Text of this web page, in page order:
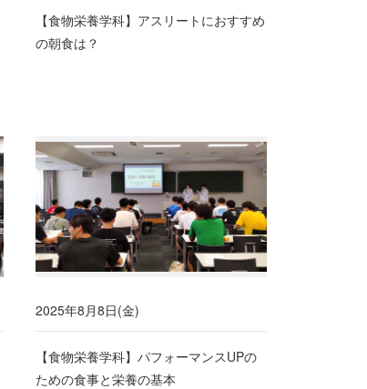
【食物栄養学科】アスリートにおすすめ
の朝食は？
2025年8月8日(金)
【食物栄養学科】パフォーマンスUPの
ための食事と栄養の基本